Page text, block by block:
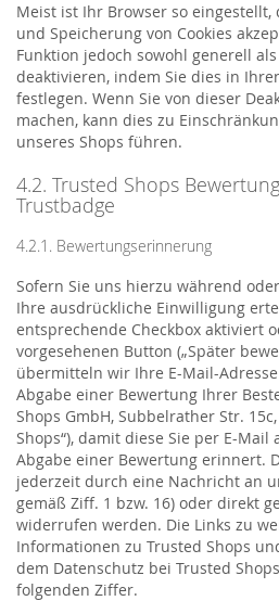
Meist ist Ihr Browser so
und Speicherung von Cookies
Funktion jedoch sowohl generell
deaktivieren, indem Sie dies in
festlegen. Wenn Sie von dieser
machen, kann dies zu
unseres Shops führen.
4.2. Trusted Shops
Trustbadge
4.2.1. Bewertungserinnerung
Sofern Sie uns hierzu während
Ihre ausdrückliche Einwilligung
entsprechende Checkbox aktiviert
vorgesehenen Button („Später
übermitteln wir Ihre E-Mail-
Abgabe einer Bewertung Ihrer
Shops GmbH, Subbelrather Str.
Shops“), damit diese Sie per E-
Abgabe einer Bewertung erinnert.
jederzeit durch eine Nachricht an
gemäß Ziff. 1 bzw. 16) oder direkt
widerrufen werden. Die Links zu
Informationen zu Trusted Shops
dem Datenschutz bei Trusted
folgenden Ziffer.